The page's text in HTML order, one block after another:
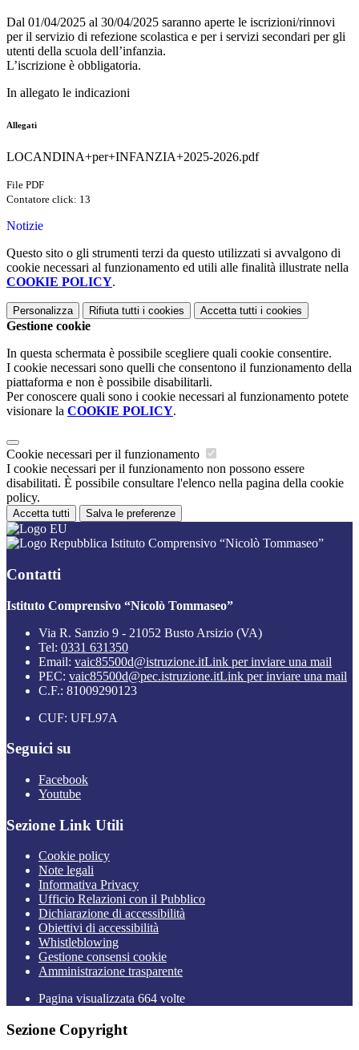
Dal 01/04/2025 al 30/04/2025 saranno aperte le iscrizioni/rinnovi
per il servizio di refezione scolastica e per i servizi secondari per gli
utenti della scuola dell’infanzia.
L’iscrizione è obbligatoria.
In allegato le indicazioni
Allegati
LOCANDINA+per+INFANZIA+2025-2026.pdf
File PDF
Contatore click: 13
Notizie
Questo sito o gli strumenti terzi da questo utilizzati si avvalgono di
cookie necessari al funzionamento ed utili alle finalità illustrate nella
COOKIE POLICY.
Personalizza Rifiuta tutti i cookies Accetta tutti i cookies
Gestione cookie
In questa schermata è possibile scegliere quali cookie consentire.
I cookie necessari sono quelli che consentono il funzionamento della
piattaforma e non è possibile disabilitarli.
Per conoscere quali sono i cookie necessari al funzionamento potete
visionare la COOKIE POLICY.
Cookie necessari per il funzionamento
I cookie necessari per il funzionamento non possono essere
disabilitati. È possibile consultare l'elenco nella pagina della cookie
policy.
Accetta tutti Salva le preferenze
Istituto Comprensivo “Nicolò Tommaseo”
Contatti
Istituto Comprensivo “Nicolò Tommaseo”
Via R. Sanzio 9 - 21052 Busto Arsizio (VA)
Tel: 0331 631350
Email: vaic85500d@istruzione.itLink per inviare una mail
PEC: vaic85500d@pec.istruzione.itLink per inviare una mail
C.F.: 81009290123
CUF: UFL97A
Seguici su
Facebook
Youtube
Sezione Link Utili
Cookie policy
Note legali
Informativa Privacy
Ufficio Relazioni con il Pubblico
Dichiarazione di accessibilità
Obiettivi di accessibilità
Whistleblowing
Gestione consensi cookie
Amministrazione trasparente
Pagina visualizzata 664 volte
Sezione Copyright